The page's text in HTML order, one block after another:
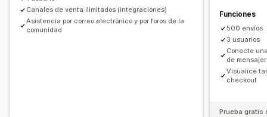
Informes y estadísticas de envíos
Canales de venta ilimitados (integraciones)
Asistencia por correo electrónico y por foros de la
comunidad
Funciones
500 envíos
3 usuarios
Conecte
de
Visualice
checkout
Prueba gratis